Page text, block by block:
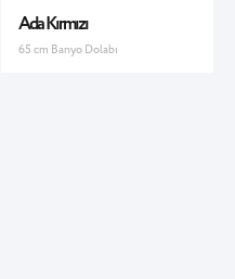
Ada Kırmızı
65 cm Banyo Dolabı